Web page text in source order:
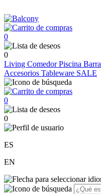
0
0
Living ComedorPiscina Barra
Accesorios Tableware SALE
0
0
ES
EN